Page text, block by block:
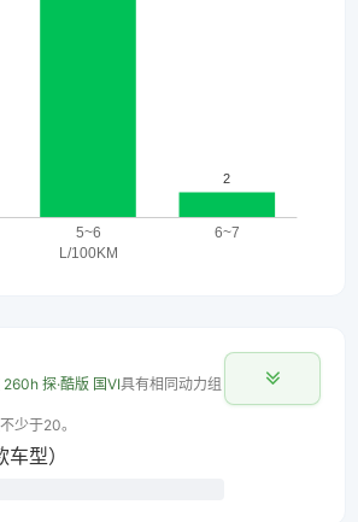
探·酷版 国VI具有相同动力组
少于20。
型）